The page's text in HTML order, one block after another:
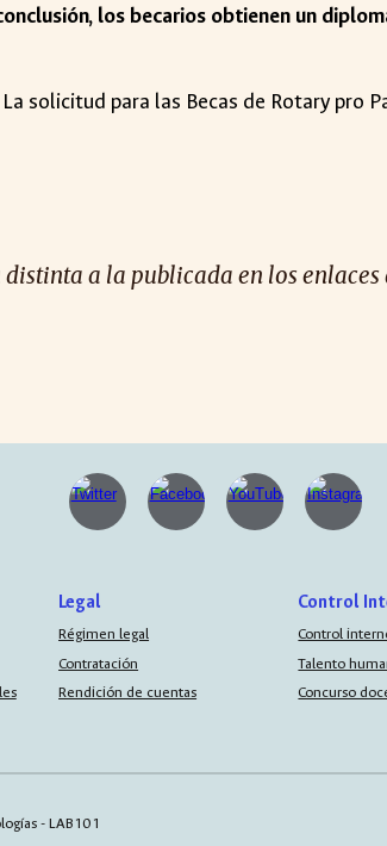
los becarios obtienen un
solicitud para las Becas de Rotary pro
a la publicada en los enlaces
Legal
Régimen legal
Contratación
Rendición de cuentas
Control
Control
Talento
Concurso
- LAB101